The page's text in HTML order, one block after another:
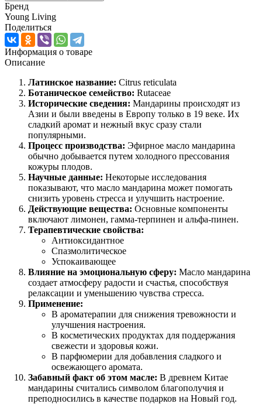
Бренд
Young Living
Поделиться
Информация о товаре
Описание
Латинское название: Citrus reticulata
Ботаническое семейство: Rutaceae
Исторические сведения: Мандарины происходят из
Азии и были введены в Европу только в 19 веке. Их
сладкий аромат и нежный вкус сразу стали
популярными.
Процесс производства: Эфирное масло мандарина
обычно добывается путем холодного прессования
кожуры плодов.
Научные данные: Некоторые исследования
показывают, что масло мандарина может помогать
снизить уровень стресса и улучшить настроение.
Действующие вещества: Основные компоненты
включают лимонен, гамма-терпинен и альфа-пинен.
Терапевтические свойства:
Антиоксидантное
Спазмолитическое
Успокаивающее
Влияние на эмоциональную сферу: Масло мандарина
создает атмосферу радости и счастья, способствуя
релаксации и уменьшению чувства стресса.
Применение:
В ароматерапии для снижения тревожности и
улучшения настроения.
В косметических продуктах для поддержания
свежести и здоровья кожи.
В парфюмерии для добавления сладкого и
освежающего аромата.
Забавный факт об этом масле: В древнем Китае
мандарины считались символом благополучия и
преподносились в качестве подарков на Новый год.